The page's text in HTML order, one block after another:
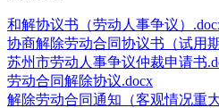
和解协议书（劳动人事争议）
协商解除劳动合同协议书（试用
苏州市劳动人事争议仲裁申请书
劳动合同解除协议.docx
解除劳动合同通知（客观情况重